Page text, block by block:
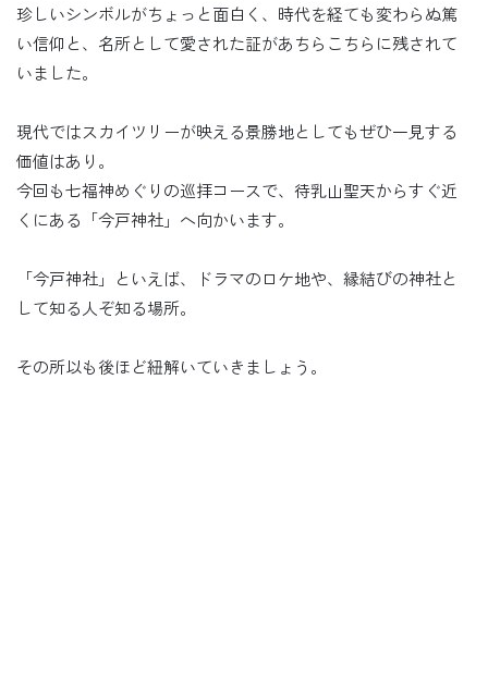
珍しいシンボルがちょっと面白く、時代を経ても変わらぬ篤
い信仰と、名所として愛された証があちらこちらに残されて
いました。
現代ではスカイツリーが映える景勝地としてもぜひ一見する
価値はあり。
今回も七福神めぐりの巡拝コースで、待乳山聖天からすぐ近
くにある「今戸神社」へ向かいます。
「今戸神社」といえば、ドラマのロケ地や、縁結びの神社と
して知る人ぞ知る場所。
その所以も後ほど紐解いていきましょう。